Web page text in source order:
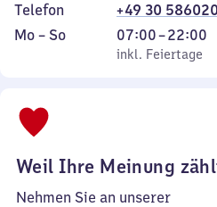
Telefon
+49 30
Montag
Mo – So,
inkl. Feiertage
07:00–22:00
Von
7
inkl. Feiertage
Weil Ihre Meinung
Nehmen Sie an unserer